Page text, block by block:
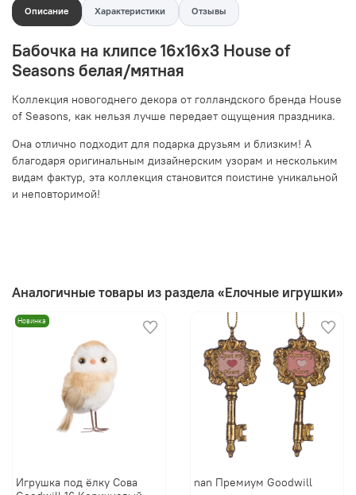
Описание Характеристики Отзывы
Бабочка на клипсе 16х16х3 House of
Seasons белая/мятная
Коллекция новогоднего декора от голландского бренда House
of Seasons, как нельзя лучше передает ощущения праздника.
Она отлично подходит для подарка друзьям и близким! А
благодаря оригинальным дизайнерским узорам и нескольким
видам фактур, эта коллекция становится поистине уникальной
и неповторимой!
Аналогичные товары из раздела «Елочные игрушки»
Новинка
Игрушка под ёлку Сова
nan Премиум Goodwill